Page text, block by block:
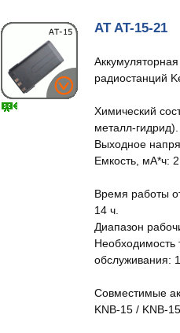
AT AT-15-21
радиостанций
Химический
металл-гидрид).
Выходное
Емкость, мА*ч:
Время работы
14 ч.
Диапазон
Необходимость
обслуживания:
Совместимые
KNB-15 / KNB-